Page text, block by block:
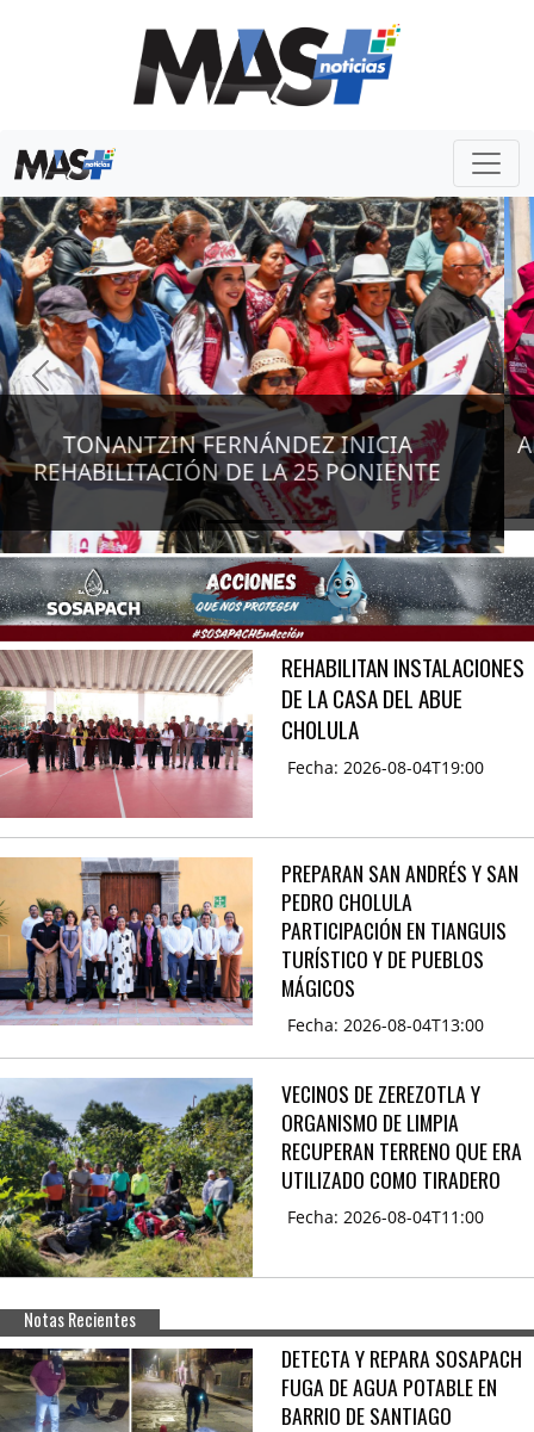
ANTES DE 24 HORAS, SOSAPACH REPARÓ FUGA
QUE AFECTÓ ABASTO DE AGUA EN BARRIOS
Previous Next
REHABILITAN INSTALACIONES
DE LA CASA DEL ABUE
CHOLULA
Fecha: 2026-08-04T19:00
PREPARAN SAN ANDRÉS Y SAN
PEDRO CHOLULA
PARTICIPACIÓN EN TIANGUIS
TURÍSTICO Y DE PUEBLOS
MÁGICOS
Fecha: 2026-08-04T13:00
VECINOS DE ZEREZOTLA Y
ORGANISMO DE LIMPIA
RECUPERAN TERRENO QUE ERA
UTILIZADO COMO TIRADERO
Fecha: 2026-08-04T11:00
Notas Recientes
DETECTA Y REPARA SOSAPACH
FUGA DE AGUA POTABLE EN
BARRIO DE SANTIAGO